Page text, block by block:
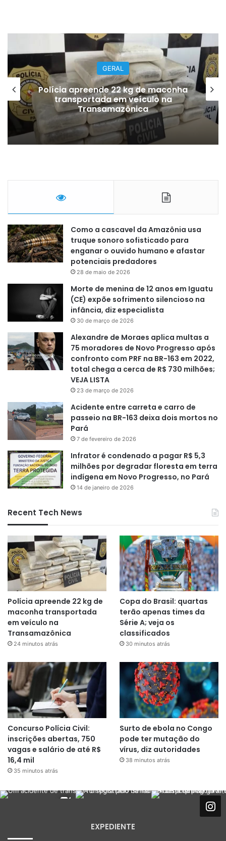
GERAL
Polícia apreende 22 kg de maconha
transportada em veículo na
Transamazônica
Como a cascavel da Amazônia usa
truque sonoro sofisticado para
enganar o ouvido humano e afastar
potenciais predadores
28 de maio de 2026
Morte de menina de 12 anos em Iguatu
(CE) expõe sofrimento silencioso na
infância, diz especialista
30 de março de 2026
Alexandre de Moraes aplica multas a
75 moradores de Novo Progresso após
confronto com PRF na BR-163 em 2022,
total chega a cerca de R$ 730 milhões;
VEJA LISTA
23 de março de 2026
Acidente entre carreta e carro de
passeio na BR-163 deixa dois mortos no
Pará
7 de fevereiro de 2026
Infrator é condenado a pagar R$ 5,3
milhões por degradar floresta em terra
indígena em Novo Progresso, no Pará
14 de janeiro de 2026
Recent Tech News
Polícia apreende 22 kg de
maconha transportada
em veículo na
Transamazônica
24 minutos atrás
Copa do Brasil: quartas
terão apenas times da
Série A; veja os
classificados
30 minutos atrás
Concurso Polícia Civil:
inscrições abertas, 750
vagas e salário de até R$
16,4 mil
35 minutos atrás
Surto de ebola no Congo
pode ter mutação do
vírus, diz autoridades
38 minutos atrás
EXPEDIENTE